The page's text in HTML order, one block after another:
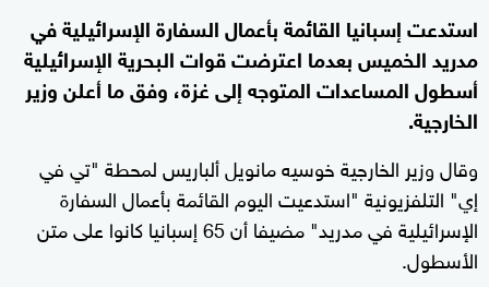
استدعت إسبانيا القائمة بأعمال السفارة الإسرائيلية في
مدريد الخميس بعدما اعترضت قوات البحرية الإسرائيلية
أسطول المساعدات المتوجه إلى غزة، وفق ما أعلن وزير
الخارجية.
وقال وزير الخارجية خوسيه مانويل ألباريس لمحطة "تي في
إي" التلفزيونية "استدعيت اليوم القائمة بأعمال السفارة
الإسرائيلية في مدريد" مضيفا أن 65 إسبانيا كانوا على متن
الأسطول.